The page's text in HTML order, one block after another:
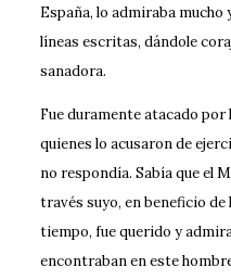
España, lo admiraba mucho
líneas escritas, dándole
sanadora.
Fue duramente atacado por
quienes lo acusaron de
no respondía. Sabía que el
través suyo, en beneficio
tiempo, fue querido y
encontraban en este